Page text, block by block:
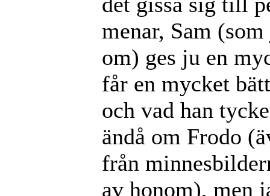
menar, Sam
om) ges ju en
får en mycket
och vad han
ändå om Frodo
från
av honom), men